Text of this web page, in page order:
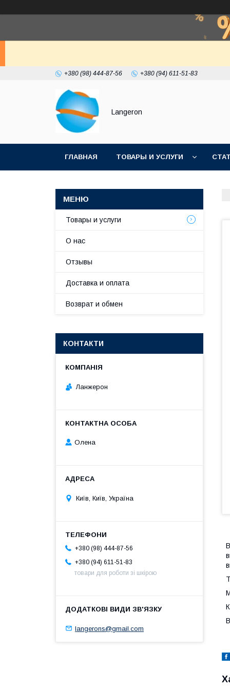
+380 (98) 444-87-56 +380 (94) 611-51-83
Langeron
ГЛАВНАЯ ТОВАРЫ И УСЛУГИ
Товары и услуги
О нас
Отзывы
Доставка и оплата
Возврат и обмен
КОНТАКТИ
Ланжерон
Олена
Київ, Київ, Україна
+380 (98) 444-87-56
+380 (94) 611-51-83
товари для роботи зі шкірою
langerons@gmail.com